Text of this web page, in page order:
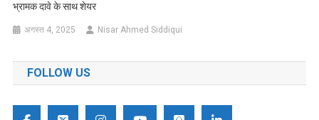
भ्रामक दावे के साथ शेयर
अगस्त 4, 2025 Nisar Ahmed Siddiqui
FOLLOW US